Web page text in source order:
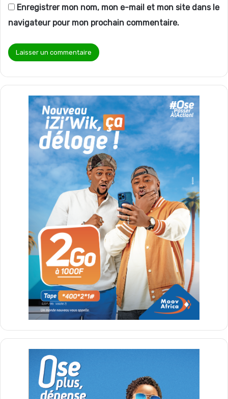
Enregistrer mon nom, mon e-mail et mon site dans le
navigateur pour mon prochain commentaire.